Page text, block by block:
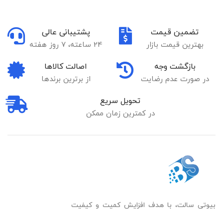
تضمین قیمت
بهترین قیمت بازار
پشتیبانی عالی
24 ساعته، 7 روز هفته
بازگشت وجه
در صورت عدم رضایت
اصالت کالاها
از برترین برندها
تحویل سریع
در کمترین زمان ممکن
بیوتی سالت، با هدف افزایش کمیت و کیفیت